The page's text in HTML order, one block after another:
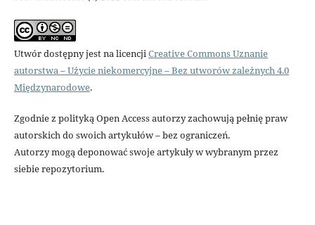
Utwór dostępny jest na licencji Creative Commons Uznanie
autorstwa – Użycie niekomercyjne – Bez utworów zależnych 4.0
Międzynarodowe.
Zgodnie z polityką Open Access autorzy zachowują pełnię praw
autorskich do swoich artykułów – bez ograniczeń.
Autorzy mogą deponować swoje artykuły w wybranym przez
siebie repozytorium.